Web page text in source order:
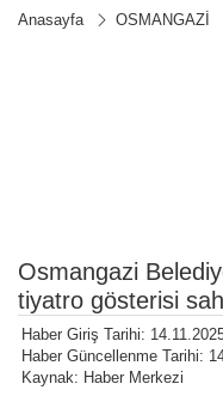
Anasayfa OSMANGAZİ
Osmangazi
tiyatro gösterisi
Haber Giriş Tarihi:
Haber Güncellenme Tarihi:
Kaynak: Haber Merkezi